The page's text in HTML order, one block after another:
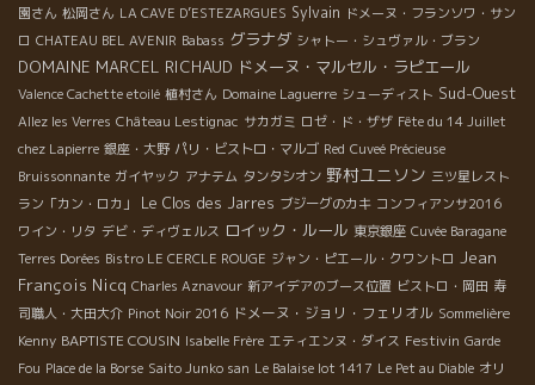
園さん 松岡さん LA CAVE D’ESTEZARGUES Sylvain ドメーヌ・フランソワ・サン
ロ CHATEAU BEL AVENIR Babass グラナダ シャトー・シュヴァル・ブラン
DOMAINE MARCEL RICHAUD ドメーヌ・マルセル・ラピエール
Valence Cachette etoilé 植村さん Domaine Laguerre シューディスト Sud-Ouest
Allez les Verres Château Lestignac サカガミ ロゼ・ド・ザザ Fête du 14 Juillet
chez Lapierre 銀座・大野 パリ・ビストロ・マルゴ Red Cuveé Précieuse
Bruissonnante ガイヤック アナテム タンタシオン 野村ユニソン 三ツ星レスト
ラン「カン・ロカ」
Le Clos des Jarres ブジーグのカキ コンフィアンサ2016
ワイン・リタ デビ・ディヴェルス ロイック・ルール 東京銀座 Cuvée Baragane
Terres Dorées Bistro LE CERCLE ROUGE ジャン・ピエール・クワントロ
Jean
François Nicq Charles Aznavour 新アイデアのブース位置 ビストロ・岡田 寿
司職人・大田大介 Pinot Noir 2016 ドメーヌ・ジョリ・フェリオル Sommelière
Kenny BAPTISTE COUSIN Isabelle Frère エティエンヌ・ダイス Festivin Garde
Fou Place de la Borse Saito Junko san Le Balaise lot 1417 Le Pet au Diable オリ